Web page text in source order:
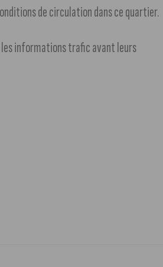
de circulation dans ce quartier.
informations trafic avant leurs